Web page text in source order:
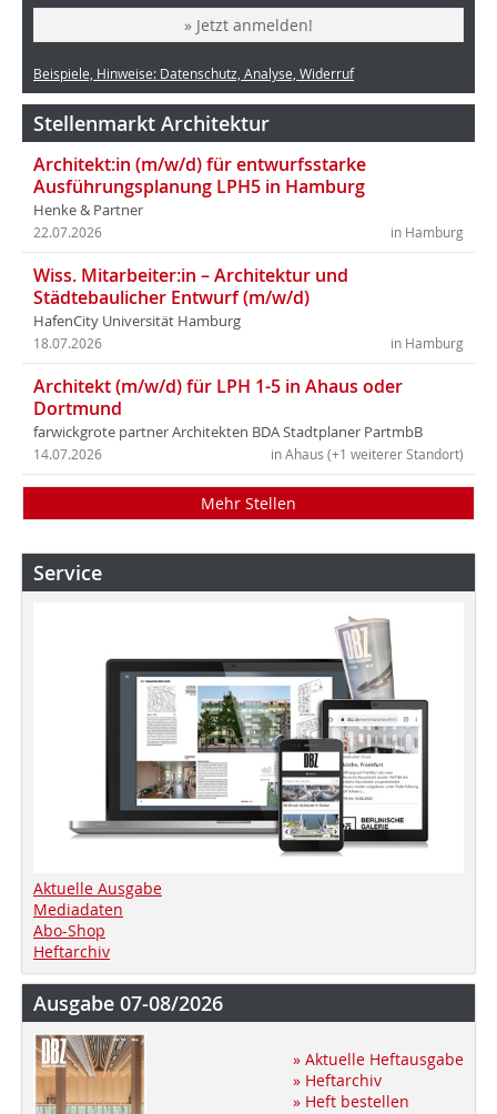
» Jetzt anmelden!
Beispiele, Hinweise: Datenschutz, Analyse, Widerruf
Stellenmarkt Architektur
Architekt:in (m/w/d) für entwurfsstarke
Ausführungsplanung LPH5 in Hamburg
Henke & Partner
in Hamburg
22.07.2026
Wiss. Mitarbeiter:in – Architektur und
Städtebaulicher Entwurf (m/w/d)
HafenCity Universität Hamburg
in Hamburg
18.07.2026
Architekt (m/w/d) für LPH 1-5 in Ahaus oder
Dortmund
farwickgrote partner Architekten BDA Stadtplaner PartmbB
in Ahaus (+1 weiterer Standort)
14.07.2026
Mehr Stellen
Service
Aktuelle Ausgabe
Mediadaten
Abo-Shop
Heftarchiv
Ausgabe 07-08/2026
» Aktuelle Heftausgabe
» Heftarchiv
» Heft bestellen